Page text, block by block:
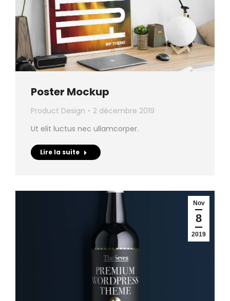
Poster Mockup
Product Design
2 décembre 2019
Ut elit luctus nec ullamcorper.
Lire la suite
Nov
8
2019